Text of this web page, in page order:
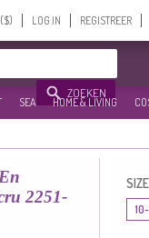
LOG IN REGISTREER
ZOEKEN
SEA HOME & LIVING
2251-